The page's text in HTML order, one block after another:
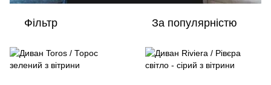
Фільтр За популярністю